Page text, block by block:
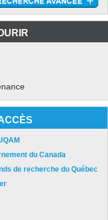
du Canada
de recherche du Québec